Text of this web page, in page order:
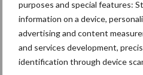
purposes and special features:
information on a device,
advertising and content
and services development,
identification through device
5 aug
Albourgh
nieuwe
5 aug
Caterpillar